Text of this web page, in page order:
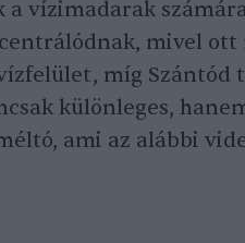
a vízimadarak
mivel ott
míg Szántód
különleges,
ami az alábbi